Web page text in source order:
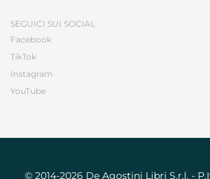
SEGUICI SUI SOCIAL
Facebook
TikTok
Instagram
YouTube
© 2014-2026 De Agostini Libri S.r.l. -